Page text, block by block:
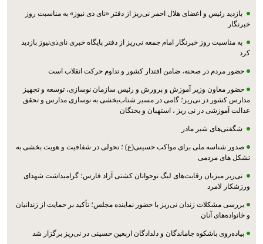
بازدید رئیس و اعضای هلال احمر نی‌ریز از دفتر «نای ذی نیوز» به مناسبت روز
خبرنگار
به مناسبت روز خبرنگار امام جمعه نی‌ریز از دفتر پایگاه خبری نای‌ذی‌نیوز بازدید
کرد
حضور مردم در صحنه، ضامن اقتدار کشور و تداوم حرکت انقلاب است
حضور معاون وزیر آموزش و پرورش و رئیس سازمان نوسازی، توسعه و تجهیز
مدارس کشور در نی‌ریز؛ گامی در مسیر شتاب‌بخشی به نوسازی مدارس و تحقق
عدالت آموزشی در نی ریز ، استهبان و بختگان
شگفتی‌های شیر مادر
صدور شناسه ملی برای مواکب حسینی(ع) ؛ تحولی در شفافیت و هویت بخشی به
تشکل های مردمی
نی‌ریز میزبان رقابت‌های لیگ نوجوانان کشتی آزاد فارس؛ گرامیداشت شهدای
ورزشکار لامرد
بررسی مشکلات زندان نی‌ریز با حضور نماینده مجلس؛ تأکید بر حمایت از زندانیان
و خانواده‌های آنان
پیاده‌روی باشکوه جاماندگان و دلدادگان اربعین حسینی در نی‌ریز برگزار شد